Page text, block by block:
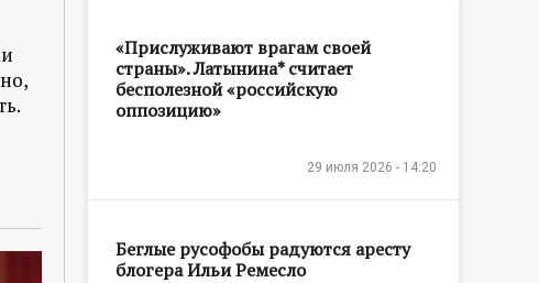
«Прислуживают врагам своей
страны». Латынина* считает
бесполезной «российскую
оппозицию»
29 июля 2026 - 14:20
Беглые русофобы радуются аресту
блогера Ильи Ремесло